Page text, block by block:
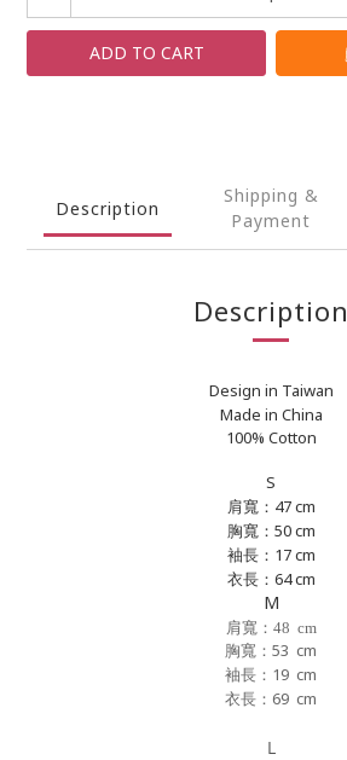
ADD TO CART
Description
Shipping &
Payment
Description
Design in Taiwan
Made in China
100% Cotton
S
肩寬：47 cm
胸寬：50 cm
袖長：17 cm
衣長：64 cm
M
肩寬：48 cm
胸寬 ：53 cm
袖長：19 cm
衣長：69 cm
L